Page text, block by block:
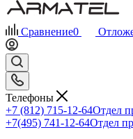
Сравнение0
Телефоны
+7 (812) 715-12-64Отдел
+7(495) 741-12-64Отдел